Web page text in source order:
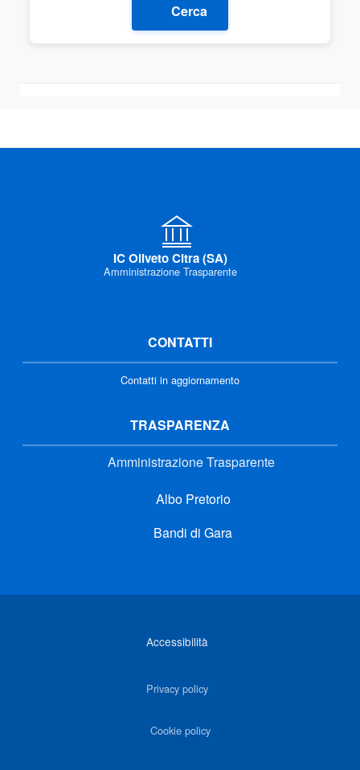
Cerca
IC Oliveto Citra (SA)
Amministrazione Trasparente
CONTATTI
Contatti in aggiornamento
TRASPARENZA
Amministrazione Trasparente
Albo Pretorio
Bandi di Gara
Accessibilità
Privacy policy
Cookie policy